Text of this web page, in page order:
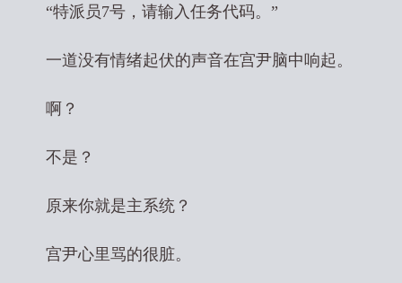
“特派员7号，请输入任务代码。”
一道没有情绪起伏的声音在宫尹脑中响起。
啊？
不是？
原来你就是主系统？
宫尹心里骂的很脏。